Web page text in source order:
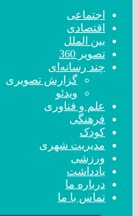
اجتماعی
اقتصادی
بین الملل
تصویر 360
چند رسانه‌ای
گزارش تصویری
ویدئو
علم و فناوری
فرهنگی
کودک
مدیریت شهری
ورزشی
یادداشت
درباره ما
تماس با ما